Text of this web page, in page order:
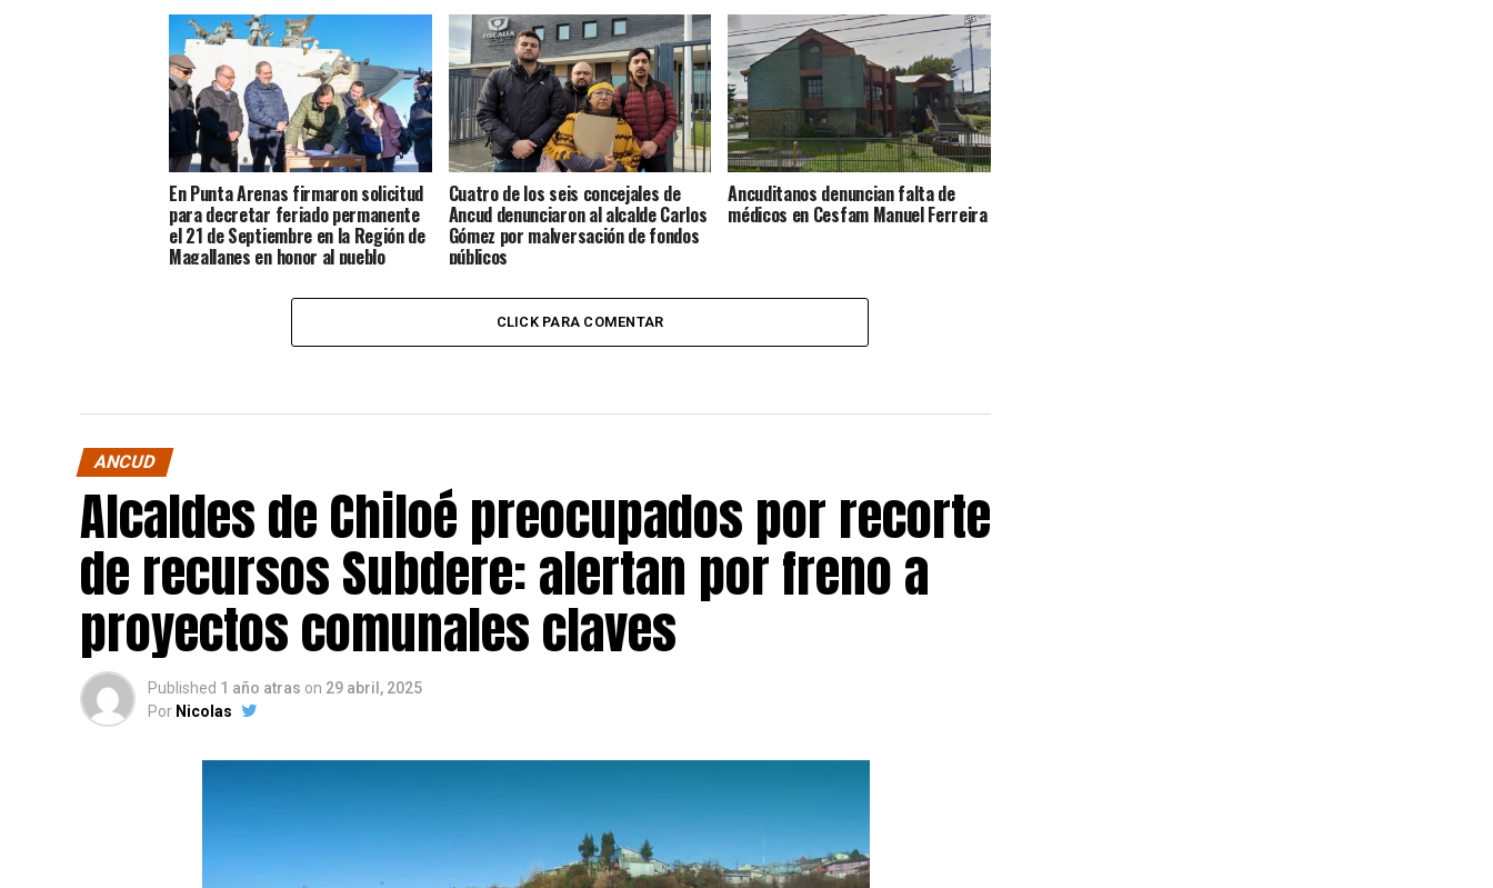
En Punta Arenas firmaron solicitud
para decretar feriado permanente
el 21 de Septiembre en la Región de
Magallanes en honor al pueblo
Cuatro de los seis concejales de
Ancud denunciaron al alcalde Carlos
Gómez por malversación de fondos
públicos
Ancuditanos denuncian falta de
médicos en Cesfam Manuel Ferreira
CLICK PARA COMENTAR
ANCUD
Alcaldes de Chiloé preocupados por recorte
de recursos Subdere: alertan por freno a
proyectos comunales claves
Published 1 año atras on 29 abril, 2025
Por Nicolas